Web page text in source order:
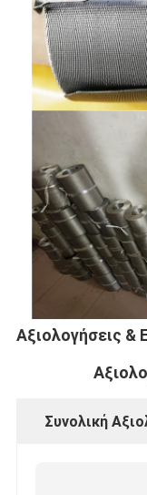
Αξιολογήσεις &
Συνολική